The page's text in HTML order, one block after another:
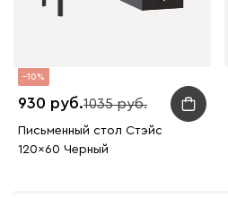
10
930 1035
Письменный стол Стэйс
120x60 Черный